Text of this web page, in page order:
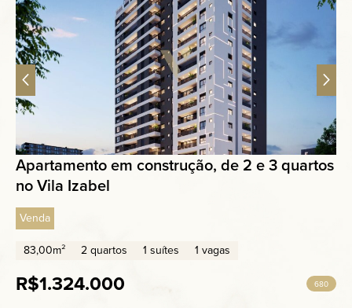
Apartamento em construção, de 2 e 3 quartos
no Vila Izabel
Venda
83,00m²
2 quartos 1 suítes 1 vagas
R$1.324.000 680